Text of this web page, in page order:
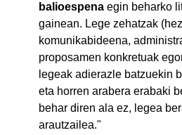
balioespena egin beharko
gainean. Lege zehatzak
komunikabideena,
proposamen konkretuak
legeak adierazle batzuekin
eta horren arabera erabaki
behar diren ala ez, legea
arautzailea."